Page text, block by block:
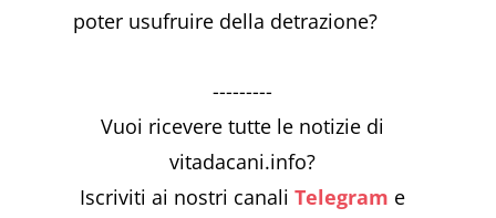
poter usufruire della detrazione?
---------
Vuoi ricevere tutte le notizie di
vitadacani.info?
Iscriviti ai nostri canaliTelegram e